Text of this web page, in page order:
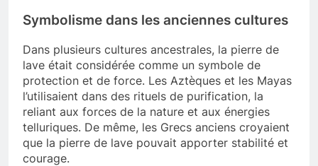
Symbolisme dans les anciennes cultures
Dans plusieurs cultures ancestrales, la pierre de
lave était considérée comme un symbole de
protection et de force. Les Aztèques et les Mayas
l’utilisaient dans des rituels de purification, la
reliant aux forces de la nature et aux énergies
telluriques. De même, les Grecs anciens croyaient
que la pierre de lave pouvait apporter stabilité et
courage.